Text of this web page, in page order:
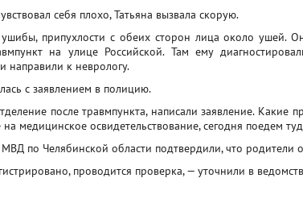
себя плохо, Татьяна вызвала скорую.
припухлости с обеих сторон лица около ушей.
на улице Российской. Там ему
направили к неврологу.
с заявлением в полицию.
после травмпункта, написали заявление. Какие
медицинское освидетельствование, сегодня поедем
МВД по Челябинской области подтвердили, что родители
проводится проверка, — уточнили в